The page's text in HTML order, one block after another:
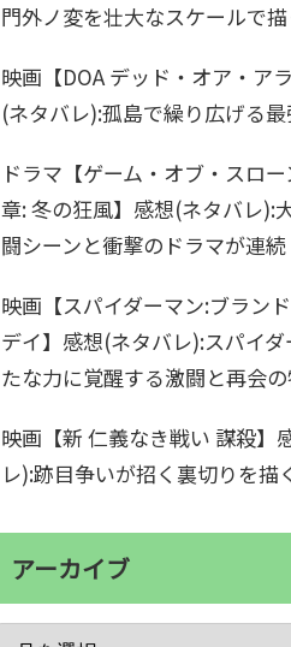
門外ノ変を壮大なスケールで
映画【DOA デッド・オア・ア
(ネタバレ):孤島で繰り広げる
ドラマ【ゲーム・オブ・スロ
章: 冬の狂風】感想(ネタバレ):
闘シーンと衝撃のドラマが連続
映画【スパイダーマン:ブラン
デイ】感想(ネタバレ):スパイ
たな力に覚醒する激闘と再会
映画【新 仁義なき戦い 謀殺】
レ):跡目争いが招く裏切りを描
アーカイブ